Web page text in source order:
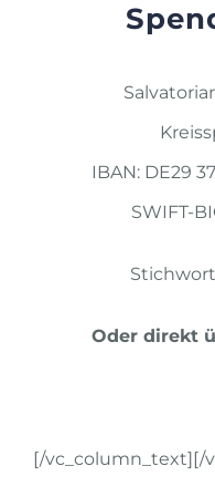
IBAN: DE29
SWIFT-
Oder direkt
[/vc_column_text][/